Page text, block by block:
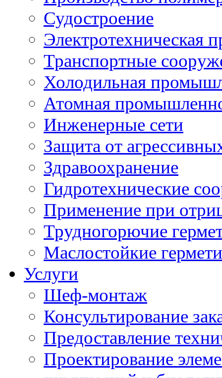
Судостроение
Электротехническая
Транспортные
Холодильная
Атомная
Инженерные сети
Защита от
Здравоохранение
Гидротехнические
Применение при
Трудногорючие
Маслостойкие
Услуги
Шеф-монтаж
Консультирование
Предоставление
Проектирование